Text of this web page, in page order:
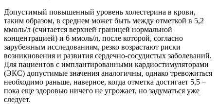
Допустимый повышенный уровень холестерина в крови,
таким образом, в среднем может быть между отметкой в 5,2
ммоль/л (считается верхней границей нормальной
концентрацией) и 6 ммоль/л, после которой, согласно
зарубежным исследованиям, резко возрастают риски
возникновения и развития сердечно-сосудистых заболеваний.
Для пациентов с имплантированными кардиостимуляторами
(ЭКС) допустимые значения аналогичны, однако тревожиться
необходимо раньше, наверное, когда отметка достигает 5,5 –
пока еще здоровью ничего не угрожает, но задуматься уже
следует.